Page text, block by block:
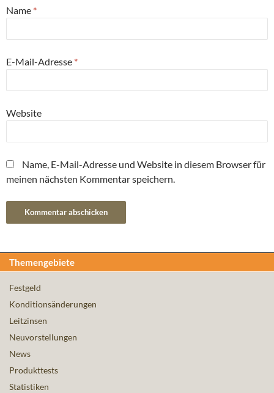
Name *
E-Mail-Adresse *
Website
Name, E-Mail-Adresse und Website in diesem Browser für
meinen nächsten Kommentar speichern.
Themengebiete
Festgeld
Konditionsänderungen
Leitzinsen
Neuvorstellungen
News
Produkttests
Statistiken